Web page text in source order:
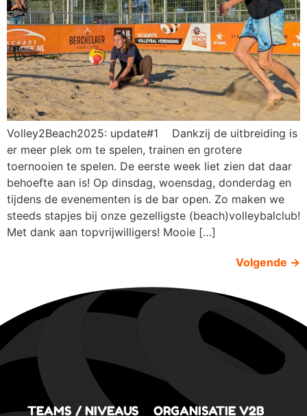
Volley2Beach2025: update#1 Dankzij de uitbreiding is
er meer plek om te spelen, trainen en grotere
toernooien te spelen. De eerste week liet zien dat daar
behoefte aan is! Op dinsdag, woensdag, donderdag en
tijdens de evenementen is de bar open. Zo maken we
steeds stapjes bij onze gezelligste (beach)volleybalclub!
Met dank aan topvrijwilligers! Mooie […]
Volgende →
TEAMS / NIVEAUS ORGANISATIE V2B